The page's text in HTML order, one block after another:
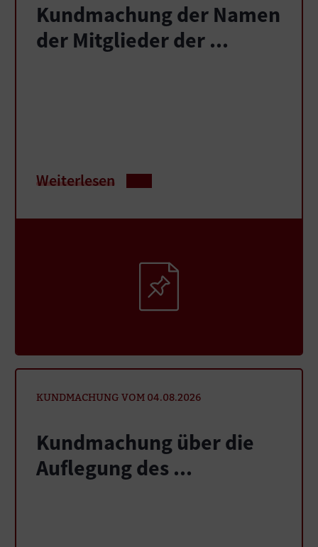
Kundmachung der Namen
der Mitglieder der ...
Weiterlesen
KUNDMACHUNG VOM 04.08.2026
Kundmachung über die
Auflegung des ...